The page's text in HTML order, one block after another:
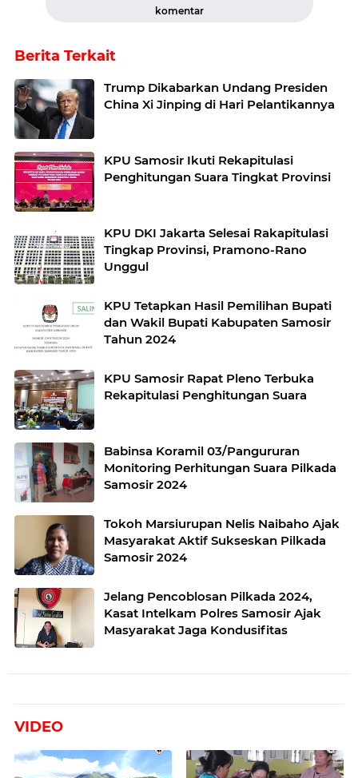
komentar
Berita Terkait
Trump Dikabarkan Undang Presiden
China Xi Jinping di Hari Pelantikannya
KPU Samosir Ikuti Rekapitulasi
Penghitungan Suara Tingkat Provinsi
KPU DKI Jakarta Selesai Rakapitulasi
Tingkap Provinsi, Pramono-Rano
Unggul
KPU Tetapkan Hasil Pemilihan Bupati
dan Wakil Bupati Kabupaten Samosir
Tahun 2024
KPU Samosir Rapat Pleno Terbuka
Rekapitulasi Penghitungan Suara
Babinsa Koramil 03/Pangururan
Monitoring Perhitungan Suara Pilkada
Samosir 2024
Tokoh Marsiurupan Nelis Naibaho Ajak
Masyarakat Aktif Sukseskan Pilkada
Samosir 2024
Jelang Pencoblosan Pilkada 2024,
Kasat Intelkam Polres Samosir Ajak
Masyarakat Jaga Kondusifitas
VIDEO